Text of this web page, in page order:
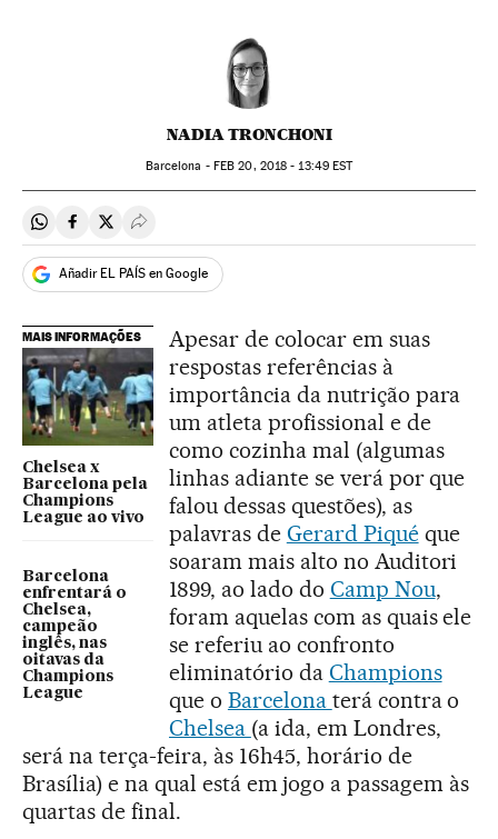
NADIA TRONCHONI
Barcelona - FEB 20, 2018 - 13:49EST
Compartir en Whatsapp
Compartir en Facebook
Compartir en Twitter
Desplegar Redes Sociales
Añadir EL PAÍS en Google
MAIS INFORMAÇÕES
Chelsea x
Barcelona pela
Champions
League ao vivo
Barcelona
enfrentará o
Chelsea,
campeão
inglês, nas
oitavas da
Champions
League
Apesar de colocar em suas
respostas referências à
importância da nutrição para
um atleta profissional e de
como cozinha mal (algumas
linhas adiante se verá por que
falou dessas questões), as
palavras de Gerard Piquéque
soaram mais alto no Auditori
1899, ao lado do Camp Nou,
foram aquelas com as quais ele
se referiu ao confronto
eliminatório da Champions
que o Barcelona terá contra o
Chelsea (a ida, em Londres,
será na terça-feira, às 16h45, horário de
Brasília) e na qual está em jogo a passagem às
quartas de final.